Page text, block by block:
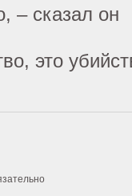
– сказал он
это